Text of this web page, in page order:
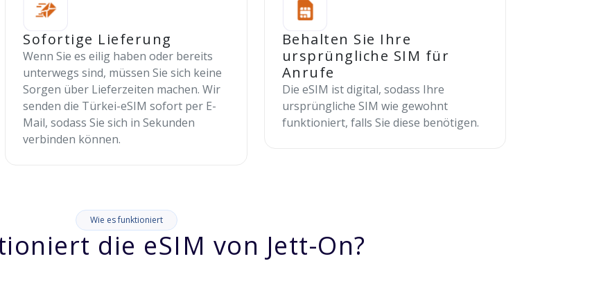
Sofortige Lieferung
Wenn Sie es eilig haben oder bereits
unterwegs sind, müssen Sie sich keine
Sorgen über Lieferzeiten machen. Wir
senden die Türkei-eSIM sofort per E-
Mail, sodass Sie sich in Sekunden
verbinden können.
Behalten Sie Ihre
ursprüngliche SIM für
Anrufe
Die eSIM ist digital, sodass Ihre
ursprüngliche SIM wie gewohnt
funktioniert, falls Sie diese benötigen.
Wie es funktioniert
die eSIM von Jett-On?